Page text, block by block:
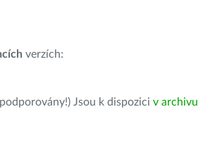
verzích:
Jsou k dispozici v archivu